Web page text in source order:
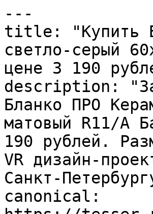
---
title: "Купить
светло-серый
цене 3 190
description:
Бланко ПРО
матовый R11/A
190 рублей.
VR дизайн-
Санкт-
canonical: